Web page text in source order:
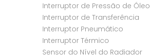
Interruptor de Pressão de Óleo
Interruptor de Transferência
Interruptor Pneumático
Interruptor Térmico
Sensor do Nível do Radiador